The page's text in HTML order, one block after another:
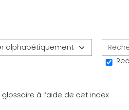
Consulter le glossaire à
à l’aide de cet index